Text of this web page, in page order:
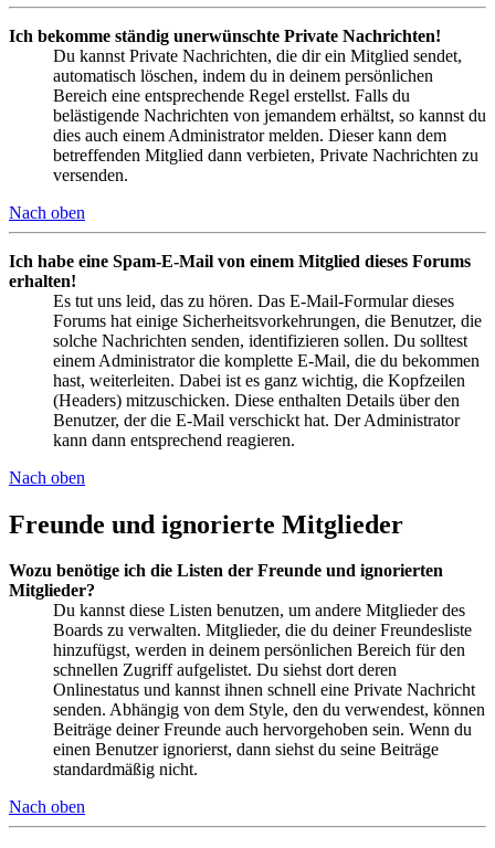
Ich bekomme ständig unerwünschte Private Nachrichten!
Du kannst Private Nachrichten, die dir ein Mitglied sendet,
automatisch löschen, indem du in deinem persönlichen
Bereich eine entsprechende Regel erstellst. Falls du
belästigende Nachrichten von jemandem erhältst, so kannst du
dies auch einem Administrator melden. Dieser kann dem
betreffenden Mitglied dann verbieten, Private Nachrichten zu
versenden.
Nach oben
Ich habe eine Spam-E-Mail von einem Mitglied dieses Forums
erhalten!
Es tut uns leid, das zu hören. Das E-Mail-Formular dieses
Forums hat einige Sicherheitsvorkehrungen, die Benutzer, die
solche Nachrichten senden, identifizieren sollen. Du solltest
einem Administrator die komplette E-Mail, die du bekommen
hast, weiterleiten. Dabei ist es ganz wichtig, die Kopfzeilen
(Headers) mitzuschicken. Diese enthalten Details über den
Benutzer, der die E-Mail verschickt hat. Der Administrator
kann dann entsprechend reagieren.
Nach oben
Freunde und ignorierte Mitglieder
Wozu benötige ich die Listen der Freunde und ignorierten
Mitglieder?
Du kannst diese Listen benutzen, um andere Mitglieder des
Boards zu verwalten. Mitglieder, die du deiner Freundesliste
hinzufügst, werden in deinem persönlichen Bereich für den
schnellen Zugriff aufgelistet. Du siehst dort deren
Onlinestatus und kannst ihnen schnell eine Private Nachricht
senden. Abhängig von dem Style, den du verwendest, können
Beiträge deiner Freunde auch hervorgehoben sein. Wenn du
einen Benutzer ignorierst, dann siehst du seine Beiträge
standardmäßig nicht.
Nach oben